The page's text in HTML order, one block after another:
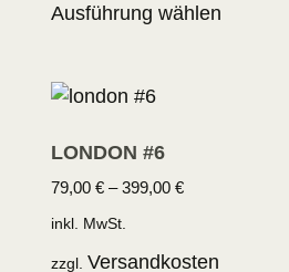
Ausführung wählen
LONDON #6
79,00 €–399,00 €
inkl. MwSt.
zzgl. Versandkosten